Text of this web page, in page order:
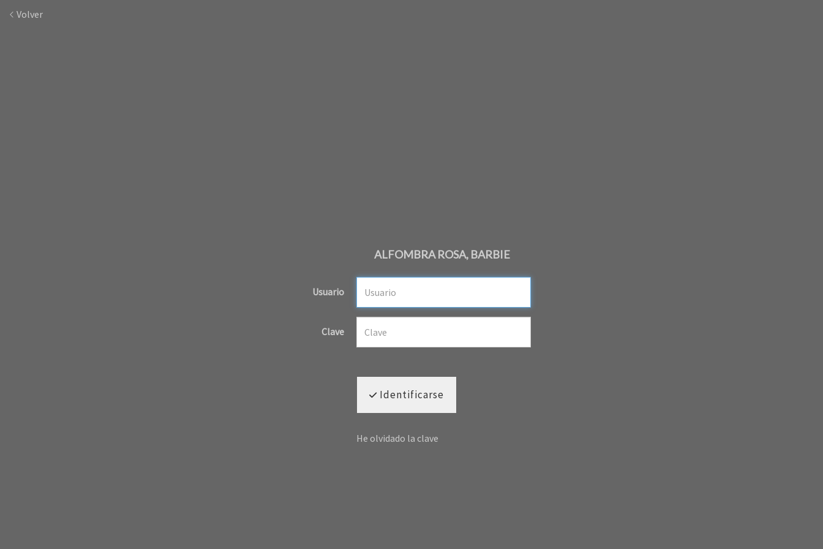
Volver
ALFOMBRA ROSA, BARBIE
Usuario
Clave
Identificarse
He olvidado la clave